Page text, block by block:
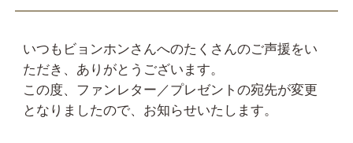
いつもビョンホンさんへのたくさんのご声援をい
ただき、ありがとうございます。
この度、ファンレター／プレゼントの宛先が変更
となりましたので、お知らせいたします。